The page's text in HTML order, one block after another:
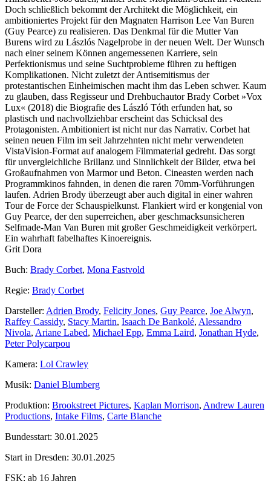
Doch schließlich bekommt der Architekt die Möglichkeit, ein
ambitioniertes Projekt für den Magnaten Harrison Lee Van Buren
(Guy Pearce) zu realisieren. Das Denkmal für die Mutter Van
Burens wird zu Lászlós Nagelprobe in der neuen Welt. Der Wunsch
nach einer seinem Können angemessenen Karriere, sein
Perfektionismus und seine Suchtprobleme führen zu heftigen
Komplikationen. Nicht zuletzt der Antisemitismus der
protestantischen Einheimischen macht ihm das Leben schwer. Kaum
zu glauben, dass Regisseur und Drehbuchautor Brady Corbet »Vox
Lux« (2018) die Biografie des László Tóth erfunden hat, so
plastisch und nachvollziehbar erscheint das Schicksal des
Protagonisten. Ambitioniert ist nicht nur das Narrativ. Corbet hat
seinen neuen Film im seit Jahrzehnten nicht mehr verwendeten
VistaVision-Format auf analogem Filmmaterial gedreht. Das sorgt
für unvergleichliche Brillanz und Sinnlichkeit der Bilder, etwa bei
Großaufnahmen von Marmor und Beton. Cineasten werden nach
Programmkinos fahnden, in denen die raren 70mm-Vorführungen
laufen. Adrien Brody überzeugt aber auch digital in einer wahren
Tour de Force der Schauspielkunst. Flankiert wird er kongenial von
Guy Pearce, der den superreichen, aber geschmacksunsicheren
Selfmade-Man Van Buren mit großer Geschmeidigkeit verkörpert.
Ein wahrhaft fabelhaftes Kinoereignis.
Grit Dora
Buch: Brady Corbet, Mona Fastvold
Regie: Brady Corbet
Darsteller: Adrien Brody, Felicity Jones, Guy Pearce, Joe Alwyn,
Raffey Cassidy, Stacy Martin, Isaach De Bankolé, Alessandro
Nivola, Ariane Labed, Michael Epp, Emma Laird, Jonathan Hyde,
Peter Polycarpou
Kamera: Lol Crawley
Musik: Daniel Blumberg
Produktion: Brookstreet Pictures, Kaplan Morrison, Andrew Lauren
Productions, Intake Films, Carte Blanche
Bundesstart: 30.01.2025
Start in Dresden: 30.01.2025
FSK: ab 16 Jahren